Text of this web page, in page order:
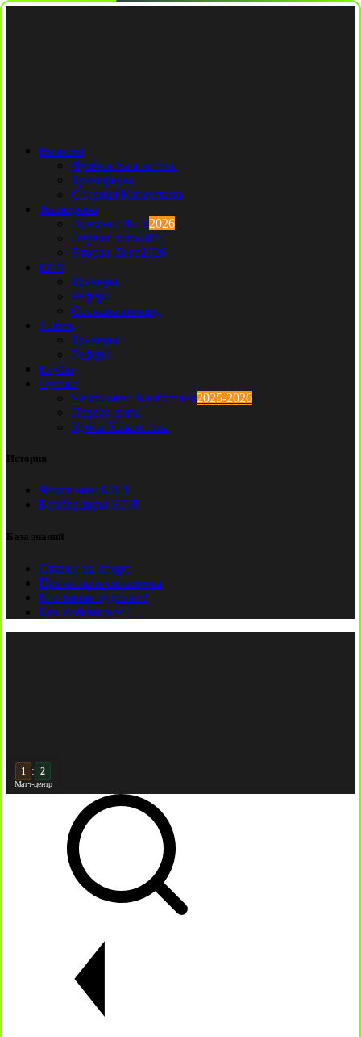
Новости
Футбол Казахстана
Трансферы
Сборная Казахстана
Трансферы
Премьер Лига2026
Первая лига2026
Вторая Лига2026
КПЛ
Тренеры
Рефери
Составы команд
1 Лига
Тренеры
Рефери
Клубы
Футзал
Чемпионат Казахстана2025-2026
Первая лига
Кубок Казахстана
История
Чемпионы КПЛ
Бомбардиры КПЛ
База знаний
Ставки на спорт
Причины и симптомы
Кто такой лудоман?
Как избавиться?
2 : 2
Матч-центр